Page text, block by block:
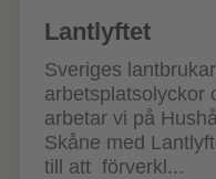
Lantlyftet
Sveriges
arbetsplatsolyckor
arbetar vi på
Skåne med
till att förverkl...